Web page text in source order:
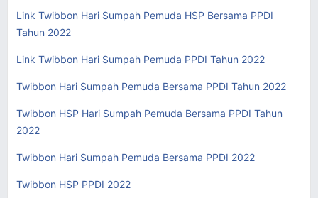
Link Twibbon Hari Sumpah Pemuda HSP Bersama PPDI
Tahun 2022
Link Twibbon Hari Sumpah Pemuda PPDI Tahun 2022
Twibbon Hari Sumpah Pemuda Bersama PPDI Tahun 2022
Twibbon HSP Hari Sumpah Pemuda Bersama PPDI Tahun
2022
Twibbon Hari Sumpah Pemuda Bersama PPDI 2022
Twibbon HSP PPDI 2022